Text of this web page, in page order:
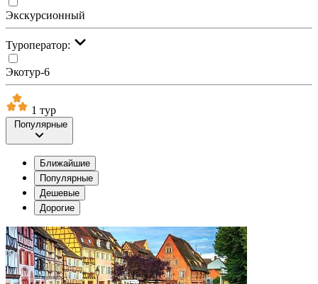
Экскурсионный
Туроператор:
Экотур-6
1 тур
Популярные
Ближайшие
Популярные
Дешевые
Дорогие